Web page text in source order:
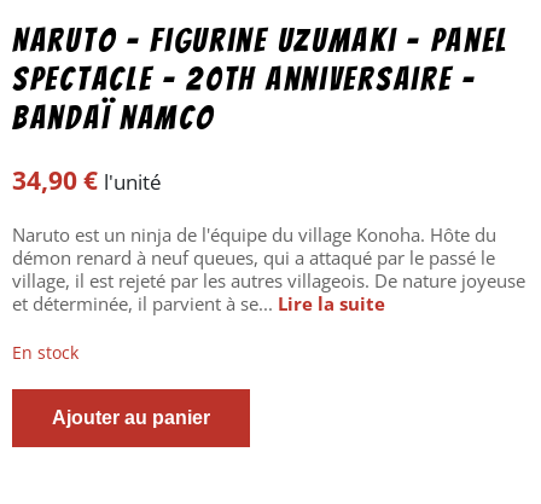
Naruto – Figurine Uzumaki – Panel
Spectacle – 20TH Anniversaire –
Bandaï namco
34,90€ l'unité
Naruto est un ninja de l'équipe du village Konoha. Hôte du
démon renard à neuf queues, qui a attaqué par le passé le
village, il est rejeté par les autres villageois. De nature joyeuse
et déterminée, il parvient à se... Lire la suite
En stock
Naruto
Ajouter au panier